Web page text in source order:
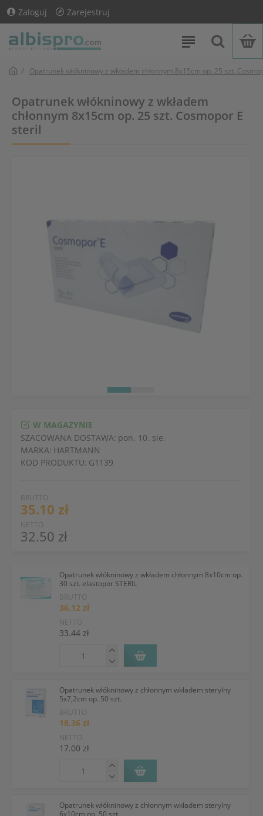
Zaloguj Zarejestruj
Opatrunek włókninowy z wkładem chłonnym 8x15cm op. 25 szt.
Opatrunek włókninowy z wkładem
chłonnym 8x15cm op. 25 szt. Cosmopor E
steril
BRUTTO
35.10 zł
NETTO
32.50 zł
W MAGAZYNIE
SZACOWANA DOSTAWA: pon. 10. sie.
MARKA: HARTMANN
KOD PRODUKTU: G1139
Opatrunek włókninowy z wkładem chłonnym 8x10cm op.
30 szt. elastopor STERIL
BRUTTO
36.12 zł
NETTO
33.44 zł
Opatrunek włókninowy z chłonnym wkładem sterylny
5x7,2cm op. 50 szt.
BRUTTO
18.36 zł
NETTO
17.00 zł
Opatrunek włókninowy z chłonnym wkładem sterylny
6x10cm op. 50 szt.